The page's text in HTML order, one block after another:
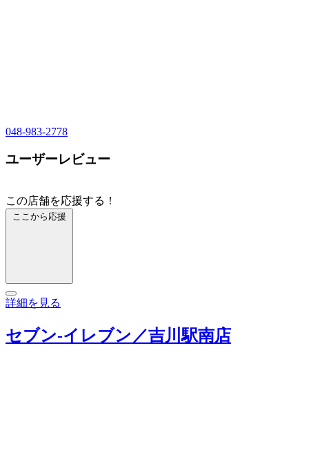
048-983-2778
ユーザーレビュー
この店舗を応援する！
ここから応援
詳細を見る
セブン‐イレブン／吉川駅南店